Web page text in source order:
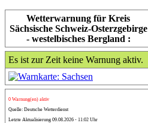
Wetterwarnung für Kreis
Sächsische Schweiz-Osterzgebirge
- westelbisches Bergland :
Es ist zur Zeit keine Warnung aktiv.
0 Warnung(en) aktiv
Quelle: Deutsche Wetterdienst
Letzte Aktualisierung 09.08.2026 - 11:02 Uhr